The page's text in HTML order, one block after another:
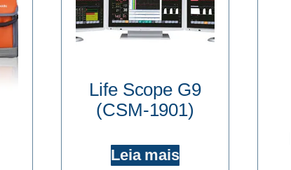
Life Scope G9
(CSM-1901)
Leia mais